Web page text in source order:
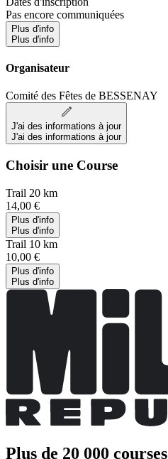
Pas encore communiquées
Plus d'info
Plus d'info
Organisateur
Comité des Fêtes de BESSENAY
J'ai des informations à jour
J'ai des informations à jour
Choisir une Course
Trail 20 km
14,00 €
Plus d'info
Plus d'info
Trail 10 km
10,00 €
Plus d'info
Plus d'info
Plus de 20 000 courses